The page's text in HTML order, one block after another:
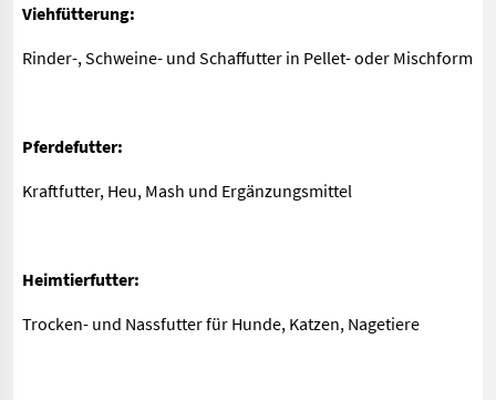
Vieh­fütterung:
Rinder-, Schweine- und Schaf­futter in Pellet- oder Misch­form
Pferde­futter:
Kraft­­futter, Heu, Mash und Ergänzungs­­mittel
Heim­tier­futter:
Trocken- und Nass­futter für Hunde, Katzen, Nagetiere